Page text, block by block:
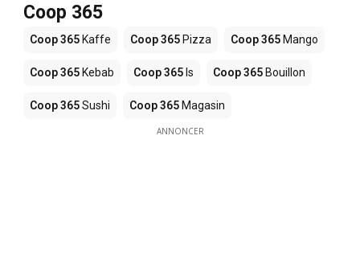
Coop 365
Coop 365 Kaffe Coop 365 Pizza Coop 365 Mango
Coop 365 Kebab Coop 365 Is Coop 365 Bouillon
Coop 365Sushi Coop 365 Magasin
ANNONCER